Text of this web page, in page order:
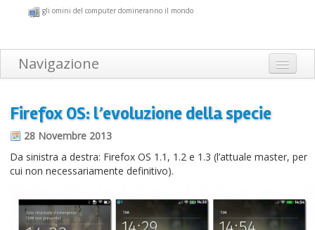
gli omini del computer domineranno il mondo
Navigazione
Informazioni sul blog
Varie
Cookie
Firefox OS: l’evoluzione della specie
28 Novembre 2013
Da sinistra a destra: Firefox OS 1.1, 1.2 e 1.3 (l’attuale master, per
cui non necessariamente definitivo).